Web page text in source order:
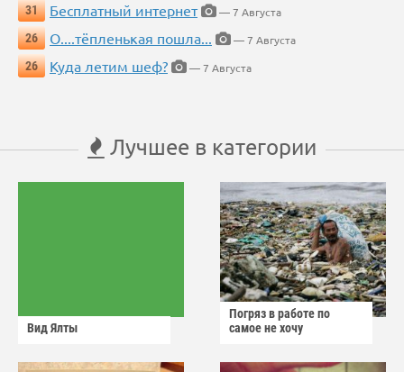
31
Бесплатный интернет
— 7 Августа
26
О....тёпленькая пошла...
— 7 Августа
26
Куда летим шеф? — 7 Августа
Лучшее в категории
Вид Ялты
Погряз в работе по
самое не хочу